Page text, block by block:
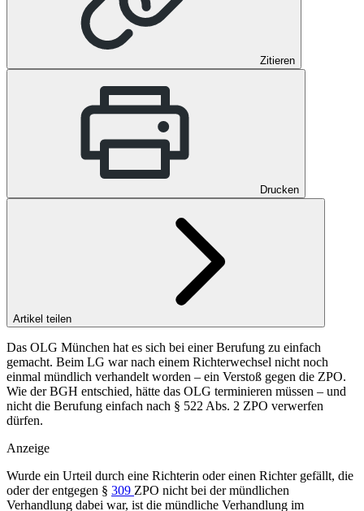
Zitieren
Drucken
Artikel teilen
Das OLG München hat es sich bei einer Berufung zu einfach
gemacht. Beim LG war nach einem Richterwechsel nicht noch
einmal mündlich verhandelt worden – ein Verstoß gegen die ZPO.
Wie der BGH entschied, hätte das OLG terminieren müssen – und
nicht die Berufung einfach nach § 522 Abs. 2 ZPO verwerfen
dürfen.
Anzeige
Wurde ein Urteil durch eine Richterin oder einen Richter gefällt, die
oder der entgegen § 309 ZPO nicht bei der mündlichen
Verhandlung dabei war, ist die mündliche Verhandlung im